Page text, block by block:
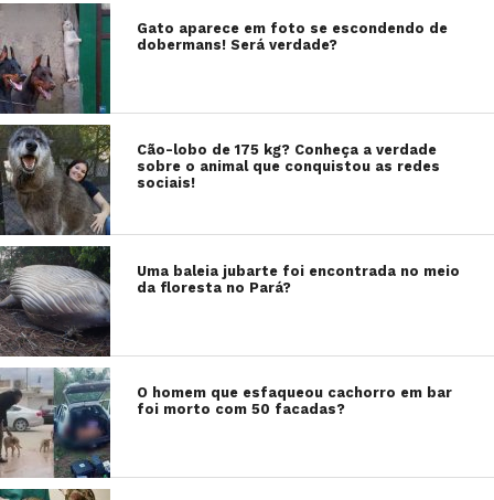
Gato aparece em foto se escondendo de
dobermans! Será verdade?
Cão-lobo de 175 kg? Conheça a verdade
sobre o animal que conquistou as redes
sociais!
Uma baleia jubarte foi encontrada no meio
da floresta no Pará?
O homem que esfaqueou cachorro em bar
foi morto com 50 facadas?